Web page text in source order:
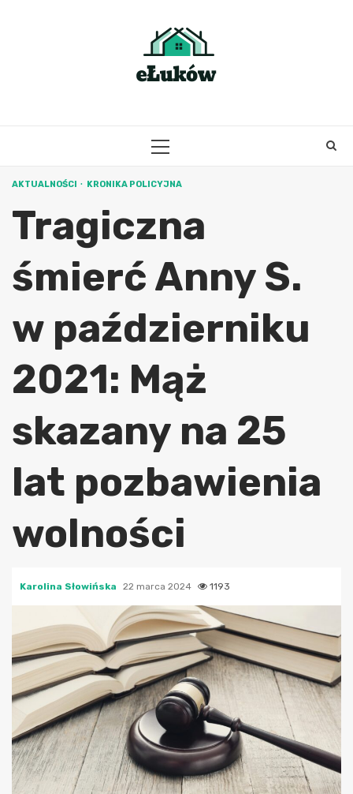
PRIMARY
AKTUALNOŚCI KRONIKA POLICYJNA
Tragiczna
śmierć Anny S.
w październiku
2021: Mąż
skazany na 25
lat pozbawienia
wolności
Karolina Słowińska 22 marca 2024 1193